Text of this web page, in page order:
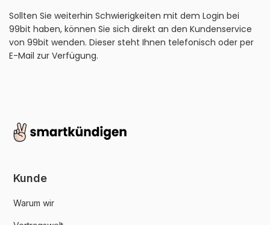
Sollten Sie weiterhin Schwierigkeiten mit dem Login bei
99bit haben, können Sie sich direkt an den Kundenservice
von 99bit wenden. Dieser steht Ihnen telefonisch oder per
E-Mail zur Verfügung.
Kunde
Warum wir